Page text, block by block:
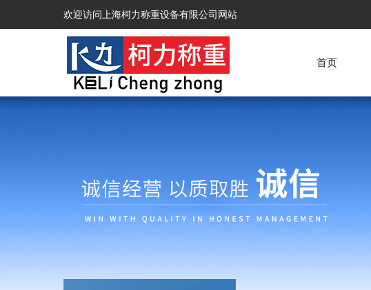
欢迎访问上海柯力称重设备有限公司网站
首页